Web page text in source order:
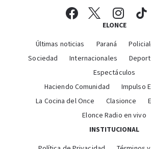
ELONCE
Últimas noticias Paraná
Sociedad
Internacionales
Espectáculos
Haciendo Comunidad
Impulso
La Cocina del Once
Clasionce
Elonce Radio en vivo
INSTITUCIONAL